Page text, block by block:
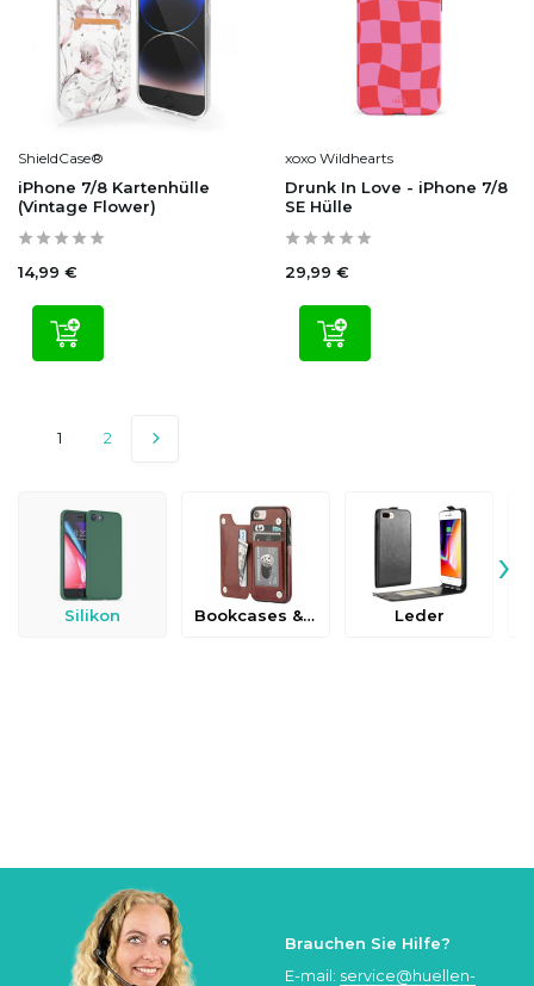
ShieldCase®
iPhone 7/8 Kartenhülle
(Vintage Flower)
14,99 €
xoxo Wildhearts
Drunk In Love - iPhone 7/8
SE Hülle
29,99 €
1 2
Silikon Bookcases & Flip Cases Leder
›
Brauchen Sie Hilfe?
E-mail: service@huellen-